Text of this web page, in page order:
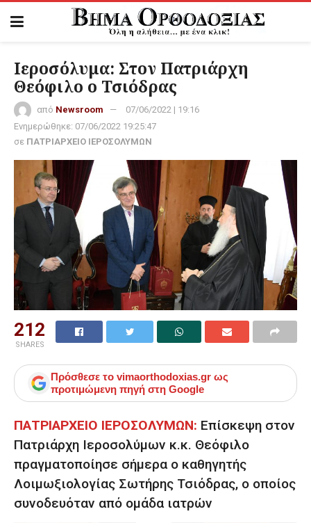
Ιεροσόλυμα: Στον Πατριάρχη
Θεόφιλο ο Τσιόδρας
από Newsroom
07/06/2022 | 19:16
Ενημερώθηκε: 07/06/2022 19:25:47
σε ΠΑΤΡΙΑΡΧΕΙΟ ΙΕΡΟΣΟΛΥΜΩΝ
212
SHARES
Πρόσθεσε το vimaorthodoxias.gr ως
προτιμώμενη πηγή στη Google
ΠΑΤΡΙΑΡΧΕΙΟ ΙΕΡΟΣΟΛΥΜΩΝ: Επίσκεψη στον
Πατριάρχη Ιεροσολύμων κ.κ. Θεόφιλο
πραγματοποίησε σήμερα ο καθηγητής
Λοιμωξιολογίας Σωτήρης Τσιόδρας, ο οποίος
συνοδευόταν από ομάδα ιατρών